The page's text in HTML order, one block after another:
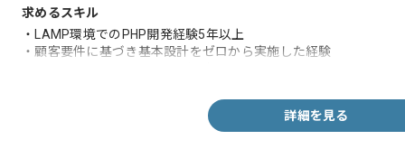
求めるスキル
・LAMP環境でのPHP開発経験5年以上
・顧客要件に基づき基本設計をゼロから実施した経験
詳細を見る